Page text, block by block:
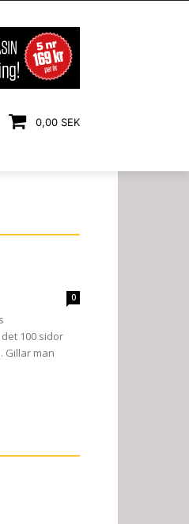
0,00 SEK
0
100 sidor
Gillar man